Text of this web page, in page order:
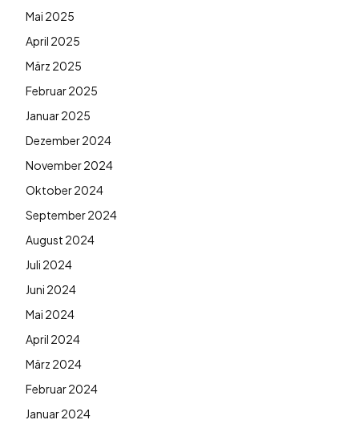
Mai 2025
April 2025
März 2025
Februar 2025
Januar 2025
Dezember 2024
November 2024
Oktober 2024
September 2024
August 2024
Juli 2024
Juni 2024
Mai 2024
April 2024
März 2024
Februar 2024
Januar 2024